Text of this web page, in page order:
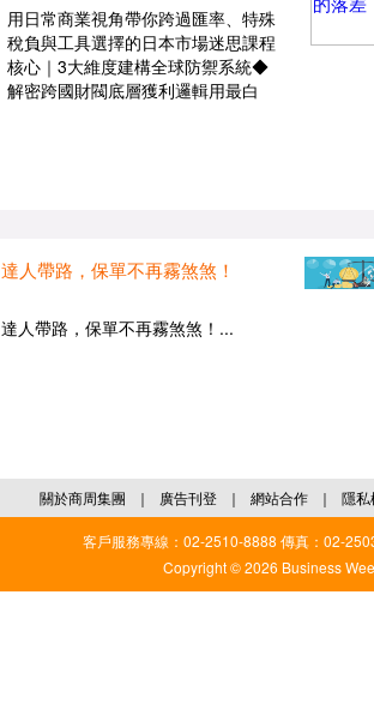
用日常商業視角帶你跨過匯率、特殊
稅負與工具選擇的日本市場迷思課程
核心｜3大維度建構全球防禦系統◆
解密跨國財閥底層獲利邏輯用最白
達人帶路，保單不再霧煞煞！
達人帶路，保單不再霧煞煞！...
關於商周集團 ｜ 廣告刊登 ｜ 網站合作 ｜ 隱私
客戶服務專線：02-2510-8888 傳真：02-
Copyright © 2026 Business